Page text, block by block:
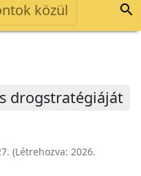
közül 
drogstratégiáját
(Létrehozva: 2026.